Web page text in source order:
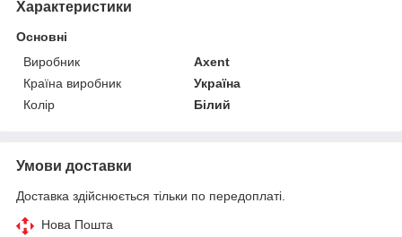
Характеристики
Основні
Виробник
Axent
Країна виробник
Україна
Колір
Білий
Умови доставки
Доставка здійснюється тільки по передоплаті.
Нова Пошта